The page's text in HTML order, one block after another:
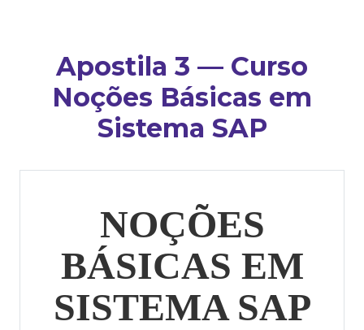
Apostila 3 — Curso
Noções Básicas em
Sistema SAP
NOÇÕES
BÁSICAS EM
SISTEMA SAP